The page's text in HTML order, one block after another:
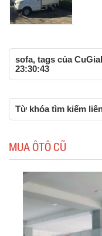
sofa, tags của
23:30:43
Từ khóa tìm kiếm
MUA ÔTÔ CŨ